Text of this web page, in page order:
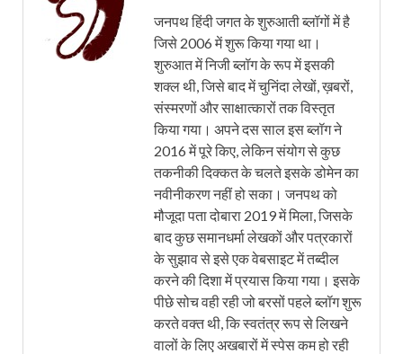
जनपथ हिंदी जगत के शुरुआती ब्लॉगों में है
जिसे 2006 में शुरू किया गया था।
शुरुआत में निजी ब्लॉग के रूप में इसकी
शक्ल थी, जिसे बाद में चुनिंदा लेखों, ख़बरों,
संस्मरणों और साक्षात्कारों तक विस्तृत
किया गया। अपने दस साल इस ब्लॉग ने
2016 में पूरे किए, लेकिन संयोग से कुछ
तकनीकी दिक्कत के चलते इसके डोमेन का
नवीनीकरण नहीं हो सका। जनपथ को
मौजूदा पता दोबारा 2019 में मिला, जिसके
बाद कुछ समानधर्मा लेखकों और पत्रकारों
के सुझाव से इसे एक वेबसाइट में तब्दील
करने की दिशा में प्रयास किया गया। इसके
पीछे सोच वही रही जो बरसों पहले ब्लॉग शुरू
करते वक्त थी, कि स्वतंत्र रूप से लिखने
वालों के लिए अखबारों में स्पेस कम हो रही